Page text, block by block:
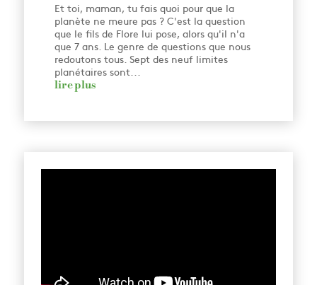
Et toi, maman, tu fais quoi pour que la
planète ne meure pas ? C'est la question
que le fils de Flore lui pose, alors qu'il n'a
que 7 ans. Le genre de questions que nous
redoutons tous. Sept des neuf limites
planétaires sont...
lire plus